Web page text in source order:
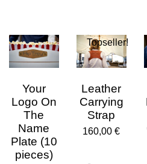
Your
Logo On
The
Name
Plate (10
pieces)
Topseller!
Leather
Carrying
Strap
160,00 €